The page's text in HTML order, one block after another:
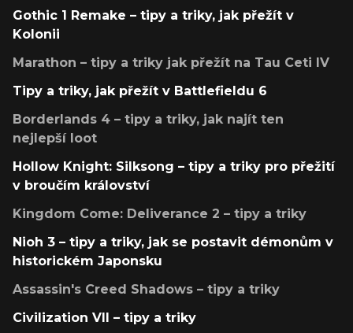
Gothic 1 Remake – tipy a triky, jak přežít v
Kolonii
Marathon – tipy a triky jak přežít na Tau Ceti IV
Tipy a triky, jak přežít v Battlefieldu 6
Borderlands 4 – tipy a triky, jak najít ten
nejlepší loot
Hollow Knight: Silksong – tipy a triky pro přežití
v broučím království
Kingdom Come: Deliverance 2 – tipy a triky
Nioh 3 – tipy a triky, jak se postavit démonům v
historickém Japonsku
Assassin's Creed Shadows – tipy a triky
Civilization VII – tipy a triky